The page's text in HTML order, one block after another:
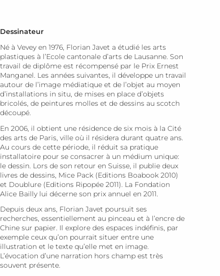
Dessinateur
Né à Vevey en 1976, Florian Javet a étudié les arts
plastiques à l’Ecole cantonale d’arts de Lausanne. Son
travail de diplôme est récompensé par le Prix Ernest
Manganel. Les années suivantes, il développe un travail
autour de l’image médiatique et de l’objet au moyen
d’installations in situ, de mises en place d’objets
bricolés, de peintures molles et de dessins au scotch
découpé.
En 2006, il obtient une résidence de six mois à la Cité
des arts de Paris, ville où il résidera durant quatre ans.
Au cours de cette période, il réduit sa pratique
installatoire pour se consacrer à un médium unique:
le dessin. Lors de son retour en Suisse, il publie deux
livres de dessins, Mice Pack (Edi­tions Boabook 2010)
et Doublure (Editions Ripopée 2011). La Fondation
Alice Bailly lui décerne son prix annuel en 2011.
Depuis deux ans, Florian Javet poursuit ses
recherches, essentiellement au pinceau et à l’encre de
Chine sur papier. Il explore des espaces indéfinis, par
exemple ceux qu’on pourrait situer entre une
illustration et le texte qu’elle met en image.
L’évocation d’une narration hors champ est très
souvent présente.